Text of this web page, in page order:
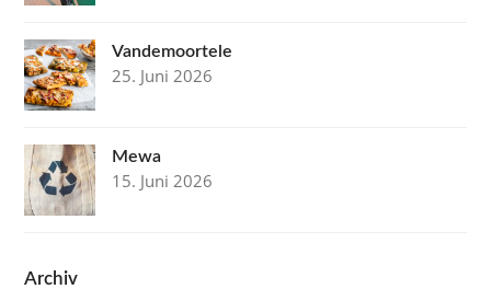
Vandemoortele
25. Juni 2026
Mewa
15. Juni 2026
Archiv